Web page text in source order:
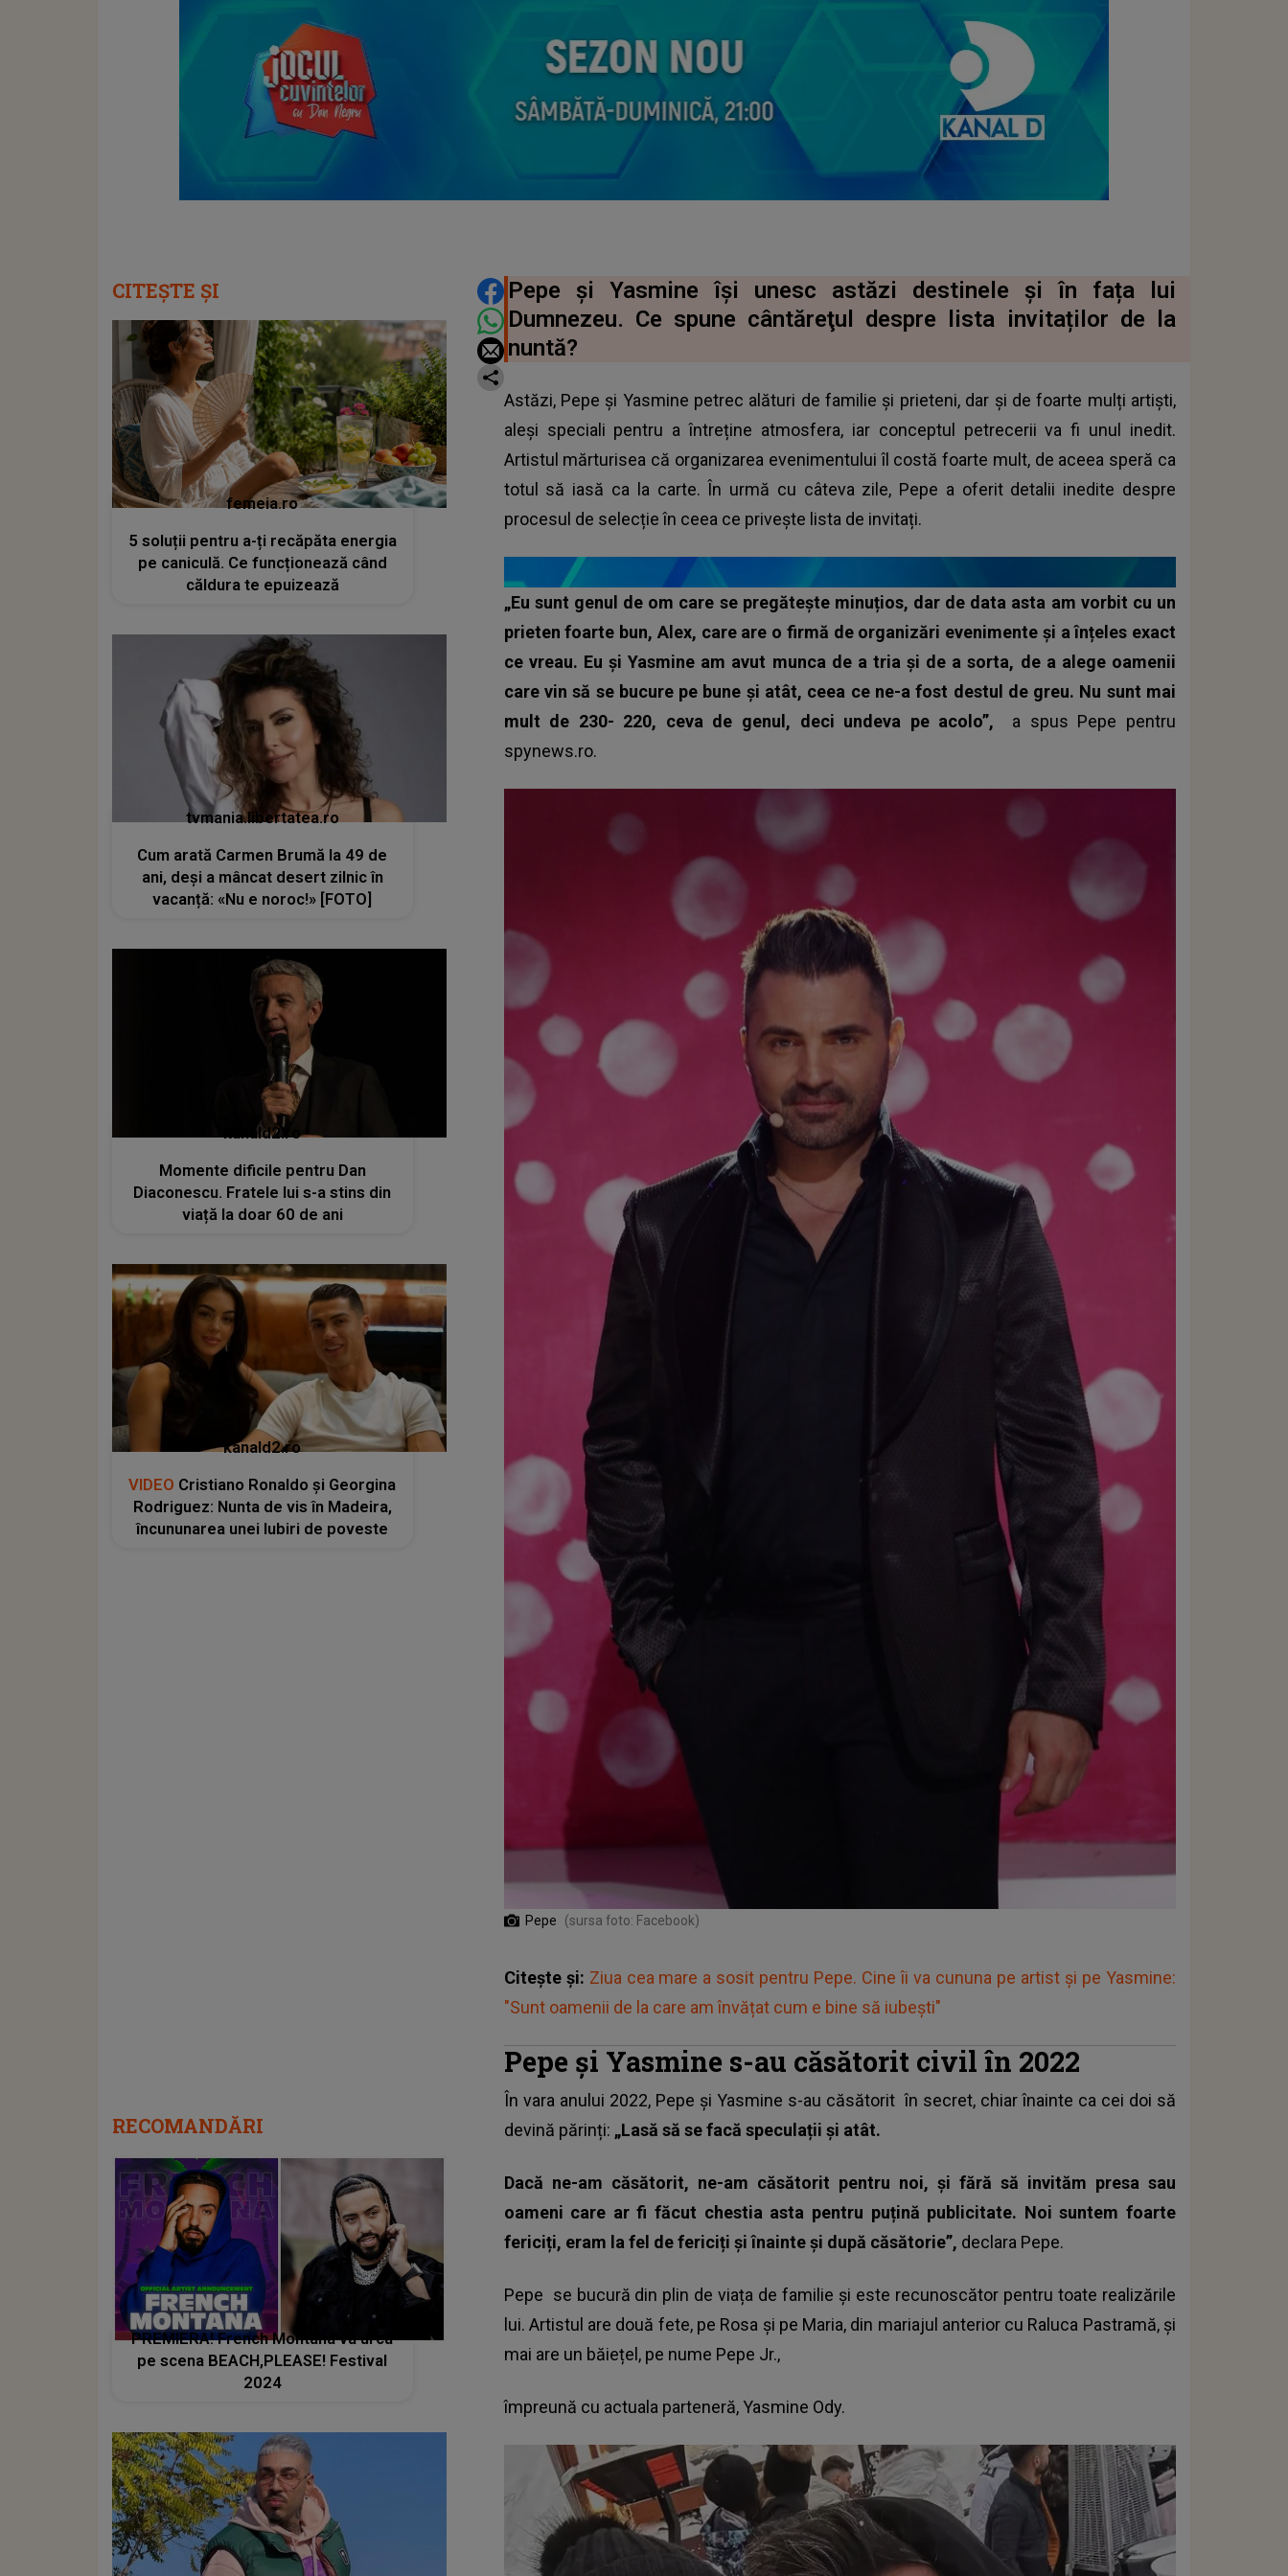
DISTRIBUIE ARTICOLUL
Pepe și Yasmine își unesc astăzi destinele și în fața lui
Dumnezeu. Ce spune cântăreţul despre lista invitaților de la
nuntă?
Astăzi, Pepe și Yasmine petrec alături de familie și prieteni, dar și de foarte mulți artiști,
aleși speciali pentru a întreține atmosfera, iar conceptul petrecerii va fi unul inedit.
Artistul mărturisea că organizarea evenimentului îl costă foarte mult, de aceea speră ca
totul să iasă ca la carte. În urmă cu câteva zile, Pepe a oferit detalii inedite despre
procesul de selecție în ceea ce privește lista de invitați.
„Eu sunt genul de om care se pregătește minuțios, dar de data asta am vorbit cu un
prieten foarte bun, Alex, care are o firmă de organizări evenimente și a înțeles exact
ce vreau. Eu și Yasmine am avut munca de a tria și de a sorta, de a alege oamenii
care vin să se bucure pe bune și atât, ceea ce ne-a fost destul de greu. Nu sunt mai
mult de 230- 220, ceva de genul, deci undeva pe acolo”, a spus Pepe pentru
spynews.ro.
Pepe (sursa foto: Facebook)
Citește și: Ziua cea mare a sosit pentru Pepe. Cine îi va cununa pe artist și pe Yasmine:
"Sunt oamenii de la care am învățat cum e bine să iubești"
Pepe și Yasmine s-au căsătorit civil în 2022
În vara anului 2022, Pepe și Yasmine s-au căsătorit în secret, chiar înainte ca cei doi să
devină părinți: „Lasă să se facă speculații și atât.
Dacă ne-am căsătorit, ne-am căsătorit pentru noi, și fără să invităm presa sau
oameni care ar fi făcut chestia asta pentru puțină publicitate. Noi suntem foarte
fericiți, eram la fel de fericiți și înainte și după căsătorie”, declara Pepe.
Pepe se bucură din plin de viața de familie și este recunoscător pentru toate realizările
lui. Artistul are două fete, pe Rosa și pe Maria, din mariajul anterior cu Raluca Pastramă, și
mai are un băiețel, pe nume Pepe Jr.,
împreună cu actuala parteneră, Yasmine Ody.
CITEȘTE ȘI
femeia.ro
5 soluții pentru a-ți recăpăta energia
pe caniculă. Ce funcționează când
căldura te epuizează
tvmania.libertatea.ro
Cum arată Carmen Brumă la 49 de
ani, deși a mâncat desert zilnic în
vacanță: «Nu e noroc!» [FOTO]
kanald2.ro
Momente dificile pentru Dan
Diaconescu. Fratele lui s-a stins din
viață la doar 60 de ani
kanald2.ro
VIDEO Cristiano Ronaldo și Georgina
Rodriguez: Nunta de vis în Madeira,
încununarea unei Iubiri de poveste
RECOMANDĂRI
PREMIERA! French Montana va urca
pe scena BEACH,PLEASE! Festival
2024